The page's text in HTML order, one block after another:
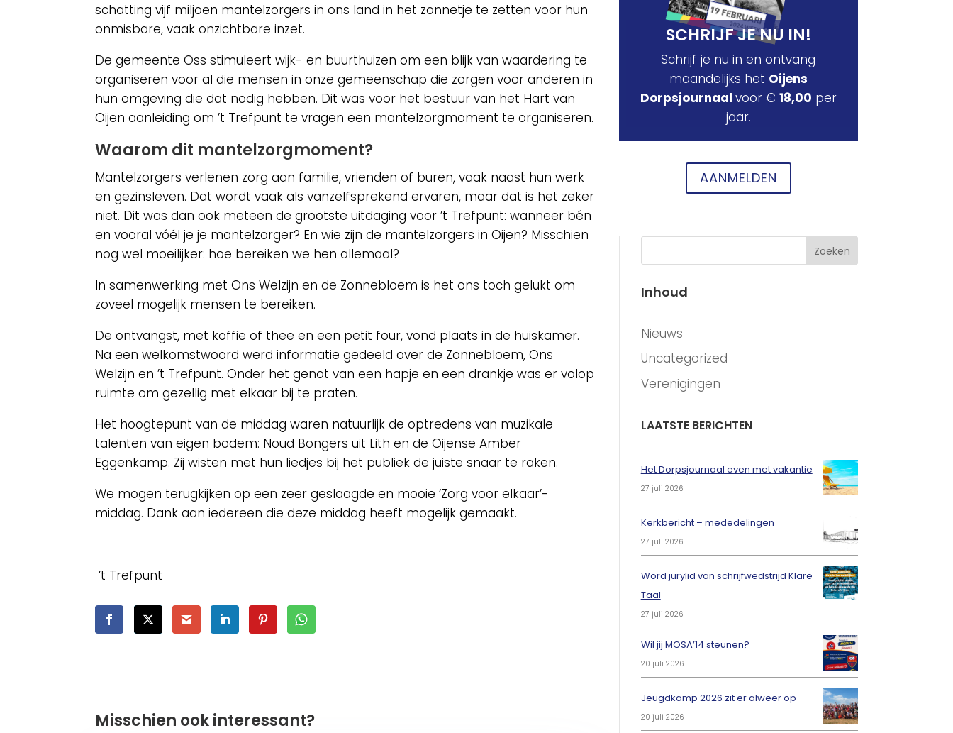
schatting vijf miljoen mantelzorgers in ons land in het zonnetje te zetten voor hun
onmisbare, vaak onzichtbare inzet.
De gemeente Oss stimuleert wijk- en buurthuizen om een blijk van waardering te
organiseren voor al die mensen in onze gemeenschap die zorgen voor anderen in
hun omgeving die dat nodig hebben. Dit was voor het bestuur van het Hart van
Oijen aanleiding om ’t Trefpunt te vragen een mantelzorgmoment te organiseren.
Waarom dit mantelzorgmoment?
Mantelzorgers verlenen zorg aan familie, vrienden of buren, vaak naast hun werk
en gezinsleven. Dat wordt vaak als vanzelfsprekend ervaren, maar dat is het zeker
niet. Dit was dan ook meteen de grootste uitdaging voor ’t Trefpunt: wanneer bén
en vooral vóél je je mantelzorger? En wie zijn de mantelzorgers in Oijen? Misschien
nog wel moeilijker: hoe bereiken we hen allemaal?
In samenwerking met Ons Welzijn en de Zonnebloem is het ons toch gelukt om
zoveel mogelijk mensen te bereiken.
De ontvangst, met koffie of thee en een petit four, vond plaats in de huiskamer.
Na een welkomstwoord werd informatie gedeeld over de Zonnebloem, Ons
Welzijn en ’t Trefpunt. Onder het genot van een hapje en een drankje was er volop
ruimte om gezellig met elkaar bij te praten.
Het hoogtepunt van de middag waren natuurlijk de optredens van muzikale
talenten van eigen bodem: Noud Bongers uit Lith en de Oijense Amber
Eggenkamp. Zij wisten met hun liedjes bij het publiek de juiste snaar te raken.
We mogen terugkijken op een zeer geslaagde en mooie ‘Zorg voor elkaar’-
middag. Dank aan iedereen die deze middag heeft mogelijk gemaakt.
’t Trefpunt
Misschien ook interessant?
SCHRIJF JE NU IN!
Schrijf je nu in en ontvang
maandelijks het Oijens
Dorpsjournaal voor € 18,00 per
jaar.
AANMELDEN
Zoeken
Inhoud
Nieuws
Uncategorized
Verenigingen
LAATSTE BERICHTEN
Het Dorpsjournaal even met vakantie
27 juli 2026
Kerkbericht – mededelingen
27 juli 2026
Word jurylid van schrijfwedstrijd Klare
Taal
27 juli 2026
Wil jij MOSA’14 steunen?
20 juli 2026
Jeugdkamp 2026 zit er alweer op
20 juli 2026